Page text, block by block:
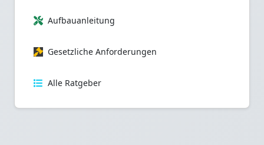
Aufbauanleitung
Gesetzliche Anforderungen
Alle Ratgeber